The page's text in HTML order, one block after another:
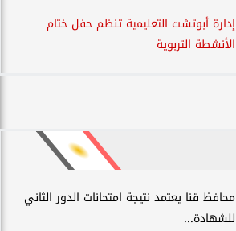
إدارة أبوتشت التعليمية تنظم حفل ختام
الأنشطة التربوية
محافظ قنا يعتمد نتيجة امتحانات الدور الثاني
للشهادة...